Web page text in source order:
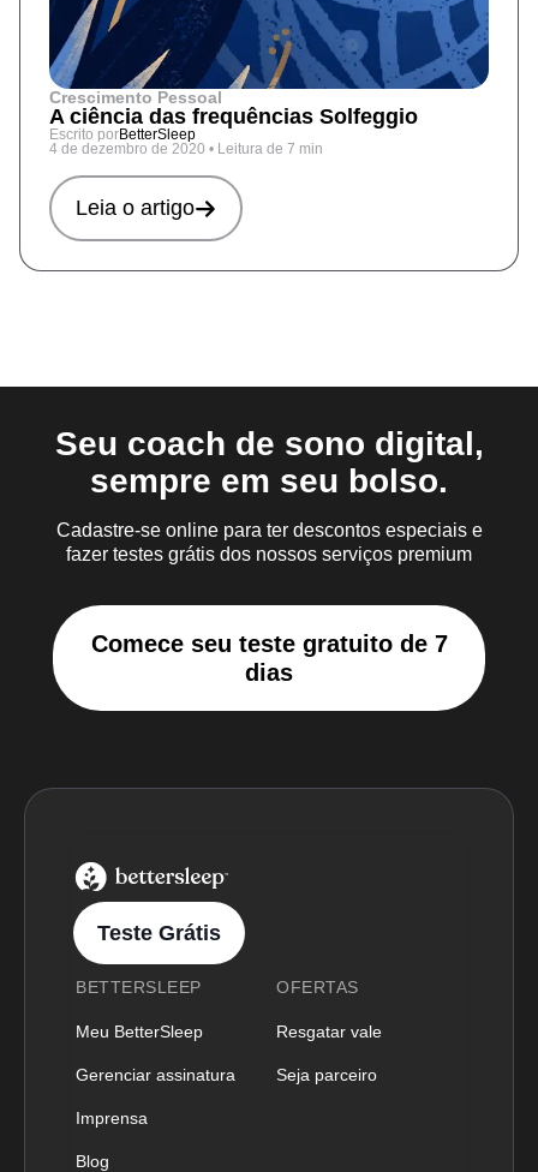
Crescimento Pessoal
A ciência das frequências Solfeggio
Escrito porBetterSleep
4 de dezembro de 2020 • Leitura de 7 min
Leia o artigo
Seu coach de sono digital,
sempre em seu bolso.
Cadastre-se online para ter descontos especiais e
fazer testes grátis dos nossos serviços premium
Comece seu teste gratuito de 7
dias
BetterSleep Logo
Teste Grátis
BETTERSLEEP
Meu BetterSleep
Gerenciar assinatura
Imprensa
Blog
OFERTAS
Resgatar vale
Seja parceiro